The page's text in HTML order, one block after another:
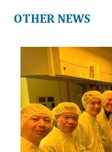
OTHER NEWS